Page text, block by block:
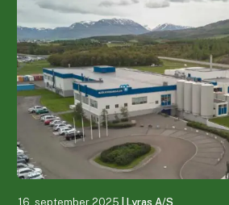
16. september 2025 | Lyras A/S